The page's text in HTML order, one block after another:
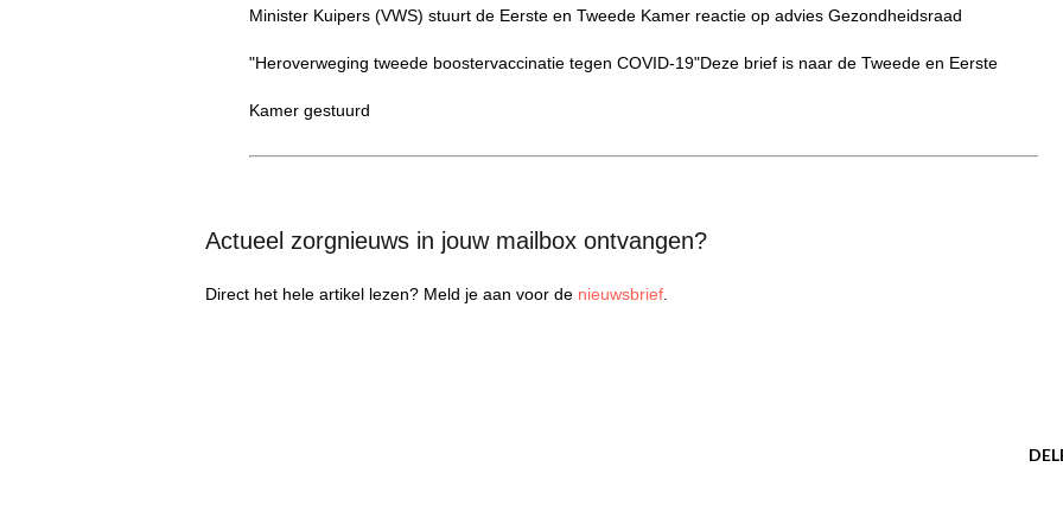
Minister Kuipers (VWS) stuurt de Eerste en Tweede Kamer reactie op advies Gezondheidsraad
"Heroverweging tweede boostervaccinatie tegen COVID-19"Deze brief is naar de Tweede en Eerste
Kamer gestuurd
Actueel zorgnieuws in jouw mailbox ontvangen?
Direct het hele artikel lezen? Meld je aan voor de nieuwsbrief